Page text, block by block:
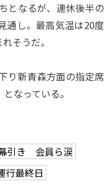
となるが、連休後半の
通し。最高気温は20度
そうだ。
り新青森方面の指定席
なっている。
引き 会員ら涙
行最終日